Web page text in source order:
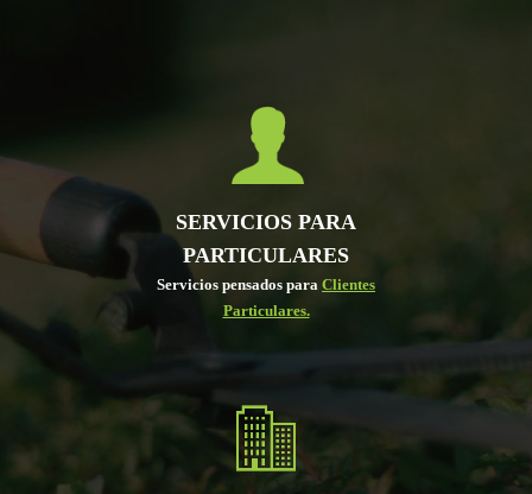
SERVICIOS PARA
PARTICULARES
Servicios pensados para Clientes
Particulares.